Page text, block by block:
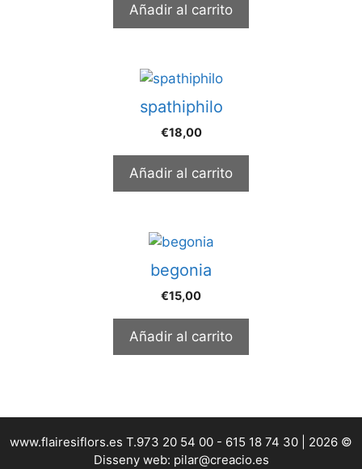
Añadir al carrito
spathiphilo
€18,00
Añadir al carrito
begonia
€15,00
Añadir al carrito
www.flairesiflors.es T.973 20 54 00 - 615 18 74 30 | 2026 ©
Disseny web: pilar@creacio.es